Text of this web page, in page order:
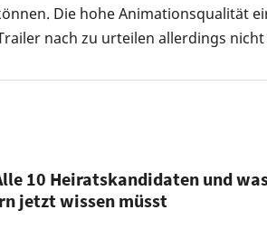
Die hohe Animationsqualität
nach zu urteilen allerdings
10 Heiratskandidaten und
jetzt wissen müsst